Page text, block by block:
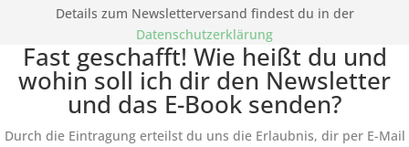
Details zum Newsletterversand findest du in der
Datenschutzerklärung
Fast geschafft! Wie heißt du und
wohin soll ich dir den Newsletter
und das E-Book senden?
Durch die Eintragung erteilst du uns die Erlaubnis, dir per E-Mail